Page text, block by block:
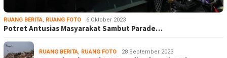
RUANG BERITA, RUANG FOTO 6 Oktober 2023
Potret Antusias Masyarakat Sambut Parade…
RUANG BERITA, RUANG FOTO 28 September 2023